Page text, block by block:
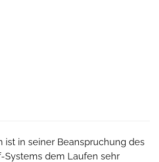
ist in seiner Beanspruchung des
Systems dem Laufen sehr